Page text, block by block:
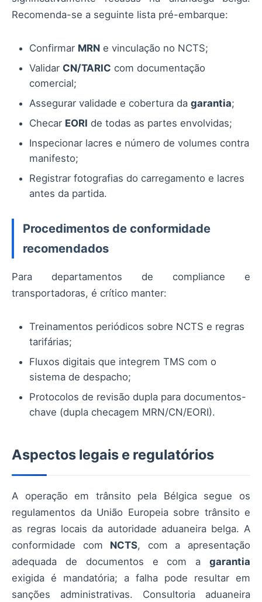
Recomenda-se a seguinte lista pré-embarque:
Confirmar MRN e vinculação no NCTS;
Validar CN/TARIC com documentação
comercial;
Assegurar validade e cobertura da garantia;
Checar EORI de todas as partes envolvidas;
Inspecionar lacres e número de volumes contra
manifesto;
Registrar fotografias do carregamento e lacres
antes da partida.
Procedimentos de conformidade
recomendados
Para departamentos de compliance e
transportadoras, é crítico manter:
Treinamentos periódicos sobre NCTS e regras
tarifárias;
Fluxos digitais que integrem TMS com o
sistema de despacho;
Protocolos de revisão dupla para documentos-
chave (dupla checagem MRN/CN/EORI).
Aspectos legais e regulatórios
A operação em trânsito pela Bélgica segue os
regulamentos da União Europeia sobre trânsito e
as regras locais da autoridade aduaneira belga. A
conformidade com NCTS, com a apresentação
adequada de documentos e com a garantia
exigida é mandatória; a falha pode resultar em
sanções administrativas. Consultoria aduaneira